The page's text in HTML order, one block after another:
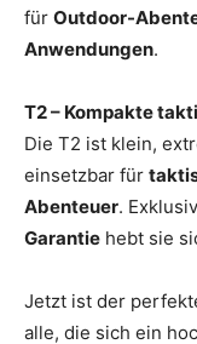
für Outdoor-
Anwendungen.
T2 – Kompakte
Die T2 ist klein,
einsetzbar für
Abenteuer.
Garantie hebt sie
Jetzt ist der
alle, die sich ein